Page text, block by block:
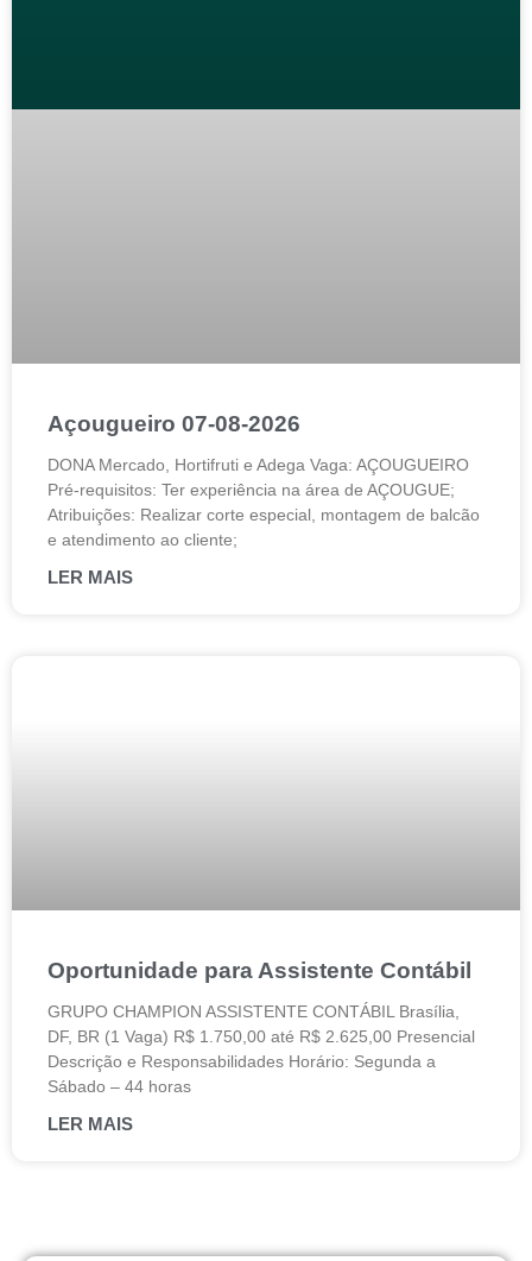
Açougueiro 07-08-2026
DONA Mercado, Hortifruti e Adega Vaga: AÇOUGUEIRO
Pré-requisitos: Ter experiência na área de AÇOUGUE;
Atribuições: Realizar corte especial, montagem de balcão
e atendimento ao cliente;
LER MAIS
Oportunidade para Assistente Contábil
GRUPO CHAMPION ASSISTENTE CONTÁBIL Brasília,
DF, BR (1 Vaga) R$ 1.750,00 até R$ 2.625,00 Presencial
Descrição e Responsabilidades Horário: Segunda a
Sábado – 44 horas
LER MAIS